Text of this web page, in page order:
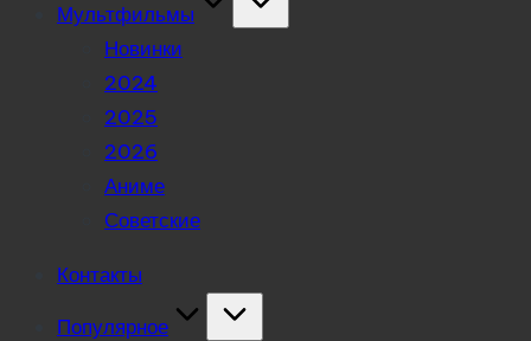
Мультфильмы
Новинки
2024
2025
2026
Аниме
Советские
Контакты
Популярное